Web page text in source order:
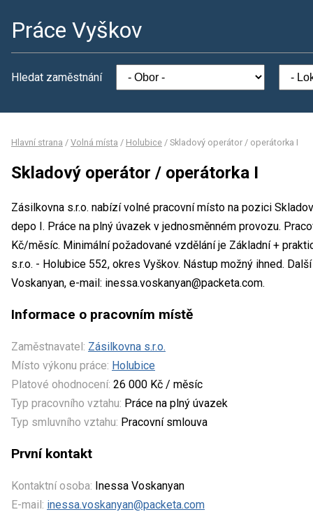
Práce Vyškov
Hledat zaměstnání
Hlavní strana / Volná místa / Holubice / Skladový operátor / operátorka I
Skladový operátor / operátorka I
Zásilkovna s.r.o. nabízí volné pracovní místo na pozici
depo I. Práce na plný úvazek v jednosměnném provozu.
Kč/měsíc. Minimální požadované vzdělání je Základní +
s.r.o. - Holubice 552, okres Vyškov. Nástup možný ihned.
Voskanyan, e-mail: inessa.voskanyan@packeta.com.
Informace o pracovním místě
Zaměstnavatel: Zásilkovna s.r.o.
Místo výkonu práce: Holubice
Platové ohodnocení: 26 000 Kč / měsíc
Typ pracovního vztahu: Práce na plný úvazek
Typ smluvního vztahu: Pracovní smlouva
První kontakt
Kontaktní osoba: Inessa Voskanyan
E-mail: inessa.voskanyan@packeta.com